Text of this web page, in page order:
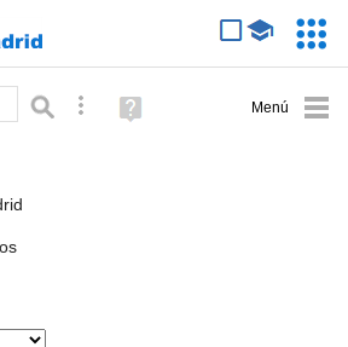
Búsqueda avanzada
Ayuda
(en